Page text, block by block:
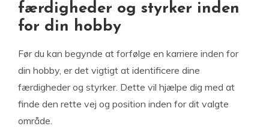
færdigheder og styrker inden
for din hobby
Før du kan begynde at forfølge en karriere inden for
din hobby, er det vigtigt at identificere dine
færdigheder og styrker. Dette vil hjælpe dig med at
finde den rette vej og position inden for dit valgte
område.